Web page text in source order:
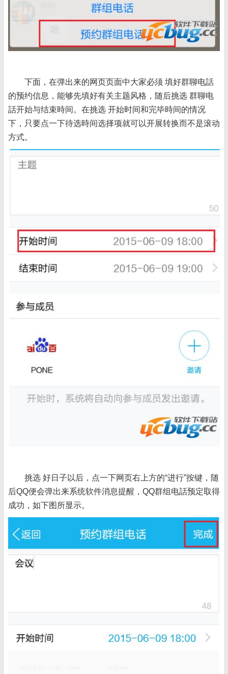
下面，在弹出来的网页页面中大家必须 填好群聊电話
的预约信息，能够先填好有关主题风格，随后挑选 群聊电
話开始与结束時间。在挑选 开始时间和完毕時间的情况
下，只要点一下待选時间选择项就可以开展转换而不是滚动
方式。
挑选 好日子以后，点一下网页右上方的“进行”按键，随
后QQ便会弹出来系统软件消息提醒，QQ群组电話预定取得
成功，如下图所显示。